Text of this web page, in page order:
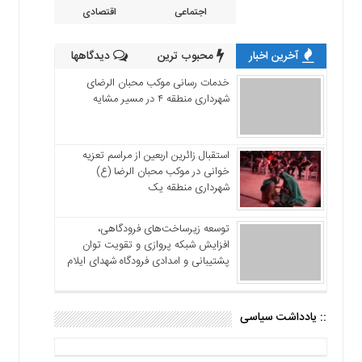
اجتماعی اقتصادی
آخرین اخبار محبوب ترین دیدگاهها
خدمات رسانی موکب محبان الرضای
شهرداری منطقه ۴ در مسیر مشایه
استقبال زائرین اربعین از مراسم تعزیه
خوانی در موکب محبان الرضا (ع)
شهرداری منطقه یک
توسعه زیرساخت‌های فرودگاهی،
افزایش شبکه پروازی و تقویت توان
پشتیبانی و امدادی فرودگاه شهدای ایلام
:: یادداشت سیاسی